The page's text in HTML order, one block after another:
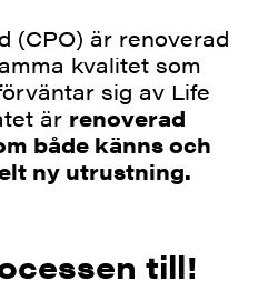
(CPO) är renoverad
kvalitet som
sig av Life
är renoverad
både känns och
ny utrustning.
till!